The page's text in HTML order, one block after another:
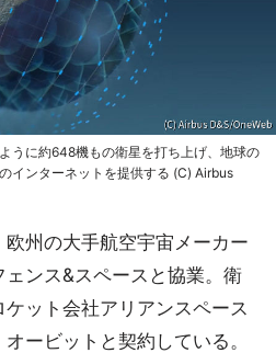
うに約648機もの衛星を打ち上げ、地球の
インターネットを提供する (C) Airbus
州の大手航空宇宙メーカー
ンス&スペースと協業。衛
ット会社アリアンスペース
ービットと契約している。